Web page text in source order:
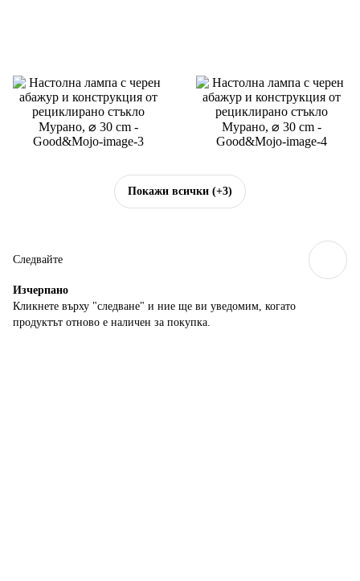
Покажи всички (+3)
Следвайте
Изчерпанo
Кликнете върху "следване" и ние ще ви уведомим, когато
продуктът отново е наличен за покупка.